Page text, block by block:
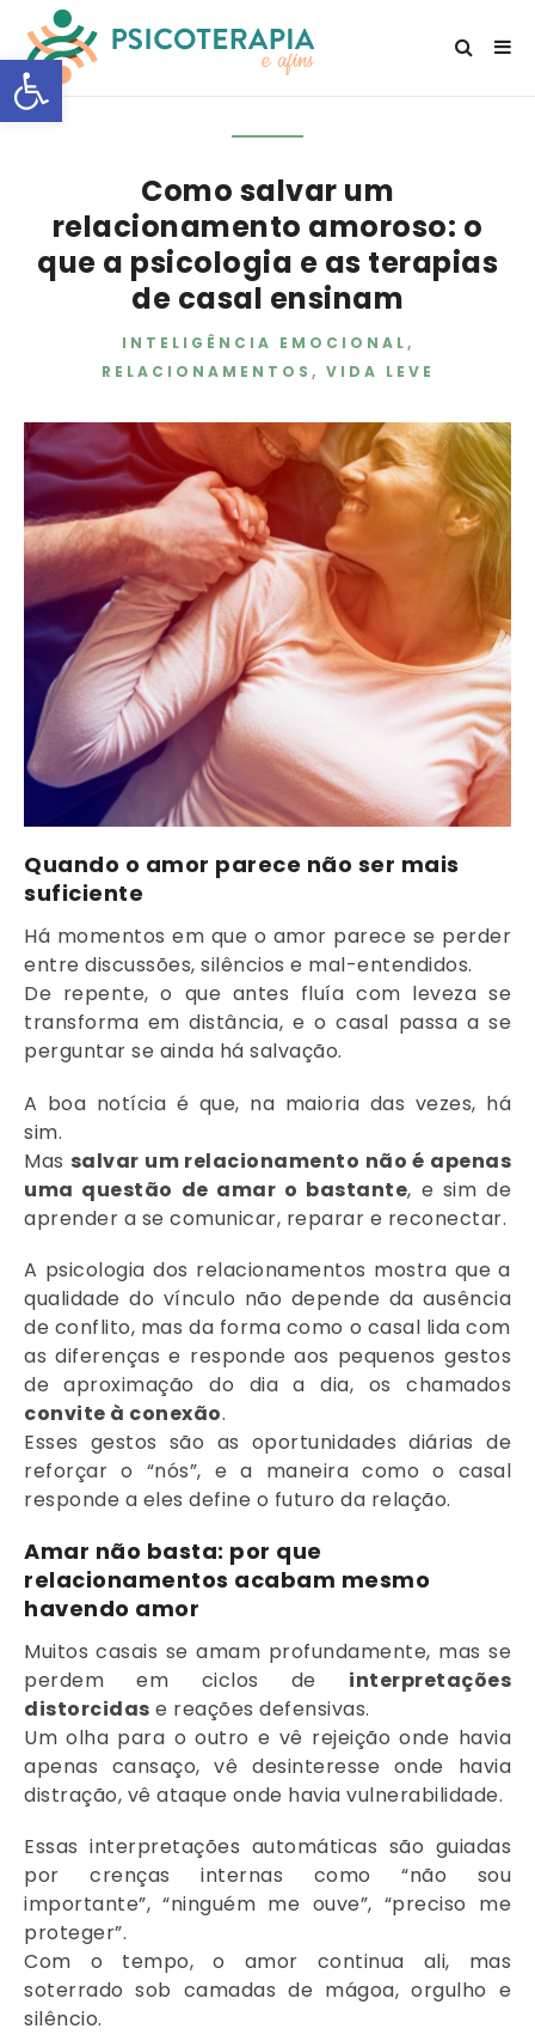
Open toolbar
Como salvar um
relacionamento amoroso: o
que a psicologia e as terapias
de casal ensinam
INTELIGÊNCIA EMOCIONAL,
RELACIONAMENTOS , VIDA LEVE
Quando o amor parece não ser mais
suficiente
Há momentos em que o amor parece se perder
entre discussões, silêncios e mal-entendidos.
De repente, o que antes fluía com leveza se
transforma em distância, e o casal passa a se
perguntar se ainda há salvação.
A boa notícia é que, na maioria das vezes, há
sim.
Mas salvar um relacionamento não é apenas
uma questão de amar o bastante, e sim de
aprender a se comunicar, reparar e reconectar.
A psicologia dos relacionamentos mostra que a
qualidade do vínculo não depende da ausência
de conflito, mas da forma como o casal lida com
as diferenças e responde aos pequenos gestos
de aproximação do dia a dia, os chamados
convite à conexão.
Esses gestos são as oportunidades diárias de
reforçar o “nós”, e a maneira como o casal
responde a eles define o futuro da relação.
Amar não basta: por que
relacionamentos acabam mesmo
havendo amor
Muitos casais se amam profundamente, mas se
perdem em ciclos de interpretações
distorcidas e reações defensivas.
Um olha para o outro e vê rejeição onde havia
apenas cansaço, vê desinteresse onde havia
distração, vê ataque onde havia vulnerabilidade.
Essas interpretações automáticas são guiadas
por crenças internas como “não sou
importante”, “ninguém me ouve”, “preciso me
proteger”.
Com o tempo, o amor continua ali, mas
soterrado sob camadas de mágoa, orgulho e
silêncio.